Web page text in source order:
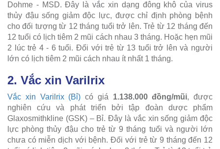
Dohme - MSD. Đây là vắc xin dạng đông khô của virus
thủy đậu sống giảm độc lực, được chỉ định phòng bệnh
cho đối tượng từ 12 tháng tuổi trở lên. Trẻ từ 12 tháng đến
12 tuổi có lịch tiêm 2 mũi cách nhau 3 tháng. Hoặc hẹn mũi
2 lúc trẻ 4 - 6 tuổi. Đối với trẻ từ 13 tuổi trở lên và người
lớn có lịch tiêm 2 mũi cách nhau ít nhất 1 tháng.
2. Vắc xin Varilrix
Vắc xin Varilrix (Bỉ) có giá 1.138.000đồng/mũi, được
nghiên cứu và phát triển bởi tập đoàn dược phẩm
Glaxosmithkline (GSK) – Bỉ. Đây là vắc xin sống giảm độc
lực phòng thủy đậu cho trẻ từ 9 tháng tuổi và người lớn
chưa có miễn dịch với bệnh. Đối với trẻ từ 9 tháng đến 12